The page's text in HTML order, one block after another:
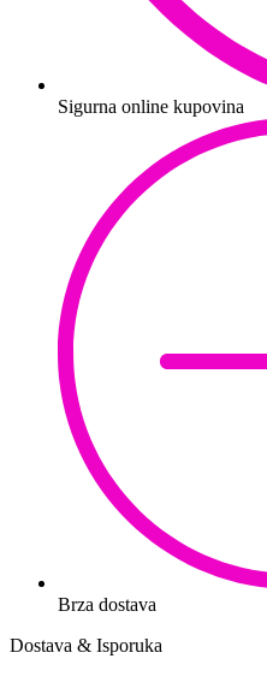
Sigurna online kupovina
Brza dostava
Dostava & Isporuka